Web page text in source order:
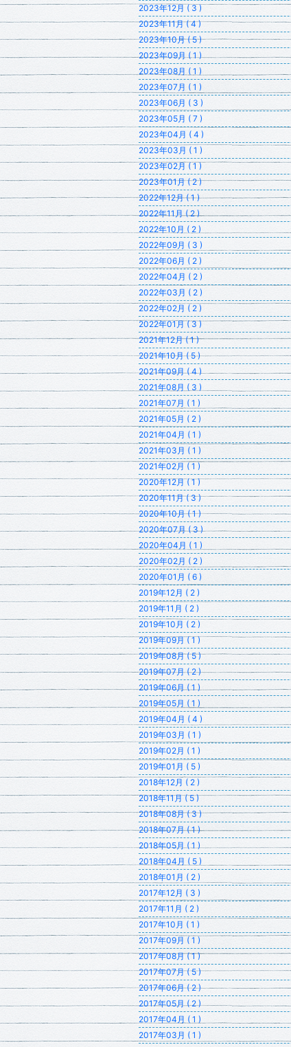
2023年12月 ( 3 )
2023年11月 ( 4 )
2023年10月 ( 5 )
2023年09月 ( 1 )
2023年08月 ( 1 )
2023年07月 ( 1 )
2023年06月 ( 3 )
2023年05月 ( 7 )
2023年04月 ( 4 )
2023年03月 ( 1 )
2023年02月 ( 1 )
2023年01月 ( 2 )
2022年12月 ( 1 )
2022年11月 ( 2 )
2022年10月 ( 2 )
2022年09月 ( 3 )
2022年06月 ( 2 )
2022年04月 ( 2 )
2022年03月 ( 2 )
2022年02月 ( 2 )
2022年01月 ( 3 )
2021年12月 ( 1 )
2021年10月 ( 5 )
2021年09月 ( 4 )
2021年08月 ( 3 )
2021年07月 ( 1 )
2021年05月 ( 2 )
2021年04月 ( 1 )
2021年03月 ( 1 )
2021年02月 ( 1 )
2020年12月 ( 1 )
2020年11月 ( 3 )
2020年10月 ( 1 )
2020年07月 ( 3 )
2020年04月 ( 1 )
2020年02月 ( 2 )
2020年01月 ( 6 )
2019年12月 ( 2 )
2019年11月 ( 2 )
2019年10月 ( 2 )
2019年09月 ( 1 )
2019年08月 ( 5 )
2019年07月 ( 2 )
2019年06月 ( 1 )
2019年05月 ( 1 )
2019年04月 ( 4 )
2019年03月 ( 1 )
2019年02月 ( 1 )
2019年01月 ( 5 )
2018年12月 ( 2 )
2018年11月 ( 5 )
2018年08月 ( 3 )
2018年07月 ( 1 )
2018年05月 ( 1 )
2018年04月 ( 5 )
2018年01月 ( 2 )
2017年12月 ( 3 )
2017年11月 ( 2 )
2017年10月 ( 1 )
2017年09月 ( 1 )
2017年08月 ( 1 )
2017年07月 ( 5 )
2017年06月 ( 2 )
2017年05月 ( 2 )
2017年04月 ( 1 )
2017年03月 ( 1 )